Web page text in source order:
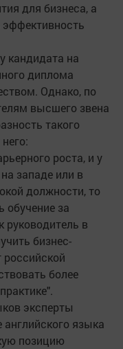
для бизнеса, а
кандидата на
диплома
Однако, по
высшего звена
такого
роста, и у
западе или в
должности, то
обучение за
руководитель в
бизнес-
российской
более
эксперты
английского языка
позицию